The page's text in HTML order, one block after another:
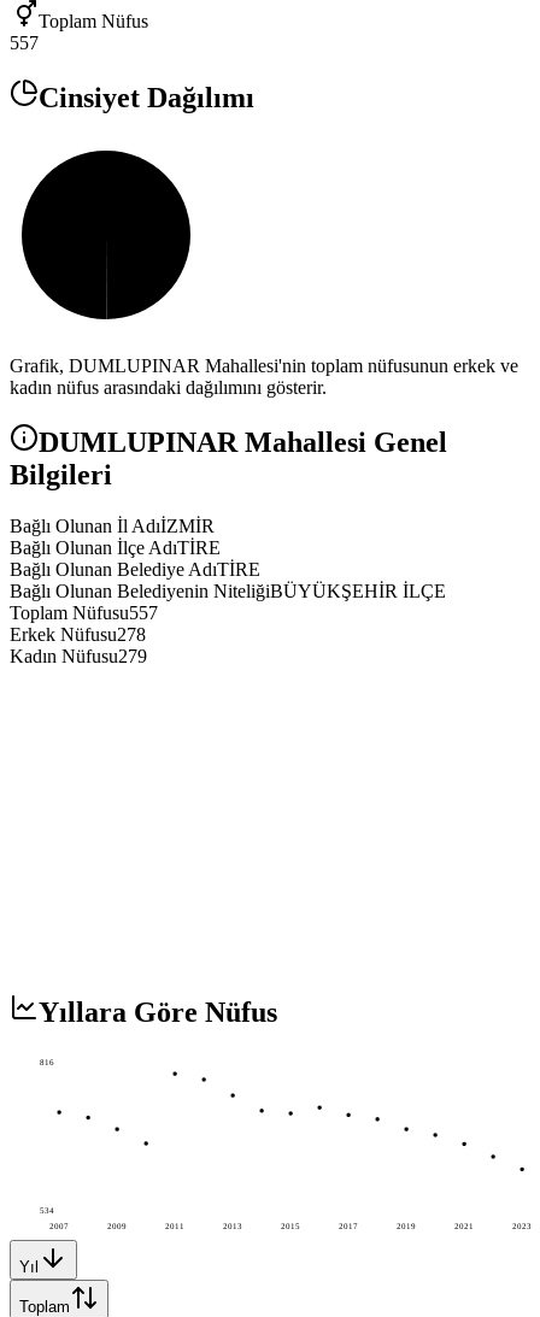
Toplam Nüfus
557
Cinsiyet Dağılımı
Grafik, DUMLUPINAR Mahallesi'nin toplam nüfusunun erkek ve
kadın nüfus arasındaki dağılımını gösterir.
DUMLUPINAR Mahallesi Genel
Bilgileri
Bağlı Olunan İl AdıİZMİR
Bağlı Olunan İlçe AdıTİRE
Bağlı Olunan Belediye AdıTİRE
Bağlı Olunan Belediyenin NiteliğiBÜYÜKŞEHİR İLÇE
Toplam Nüfusu557
Erkek Nüfusu278
Kadın Nüfusu279
Yıllara Göre Nüfus
2007 2009 2011 2013 2015 2017 2019 2021 2023
816
534
Yıl
Toplam